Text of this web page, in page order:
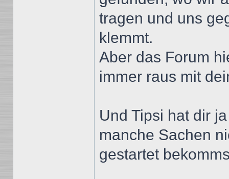
tragen und uns
klemmt.
Aber das Forum
immer raus mit
Und Tipsi hat dir
manche Sachen
gestartet